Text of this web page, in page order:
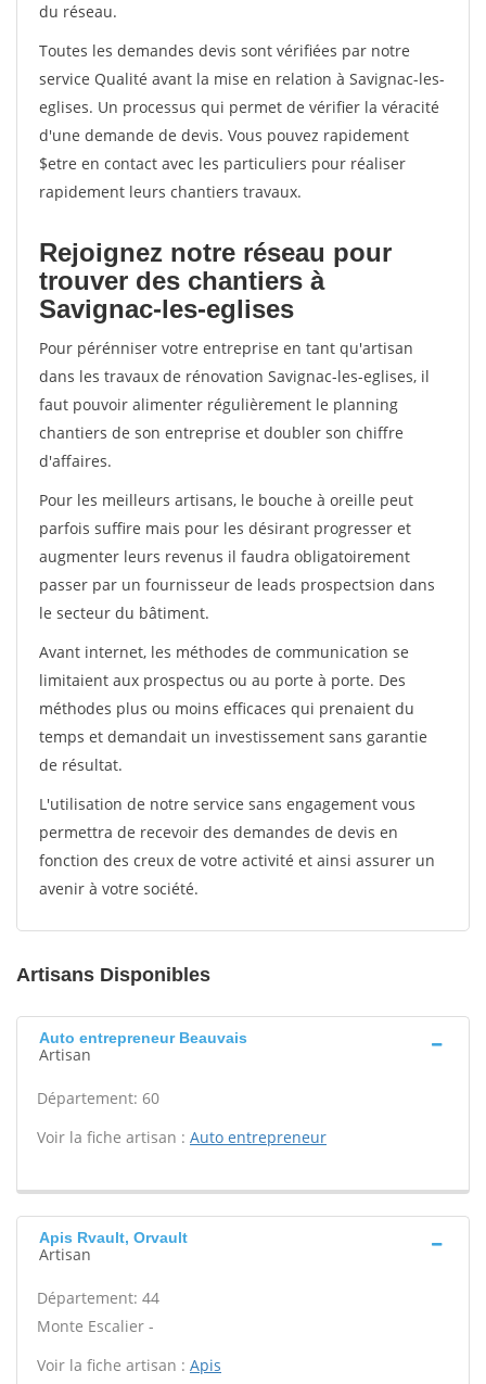
du réseau.
Toutes les demandes devis sont vérifiées par notre
service Qualité avant la mise en relation à Savignac-les-
eglises. Un processus qui permet de vérifier la véracité
d'une demande de devis. Vous pouvez rapidement
$etre en contact avec les particuliers pour réaliser
rapidement leurs chantiers travaux.
Rejoignez notre réseau pour
trouver des chantiers à
Savignac-les-eglises
Pour pérénniser votre entreprise en tant qu'artisan
dans les travaux de rénovation Savignac-les-eglises, il
faut pouvoir alimenter régulièrement le planning
chantiers de son entreprise et doubler son chiffre
d'affaires.
Pour les meilleurs artisans, le bouche à oreille peut
parfois suffire mais pour les désirant progresser et
augmenter leurs revenus il faudra obligatoirement
passer par un fournisseur de leads prospectsion dans
le secteur du bâtiment.
Avant internet, les méthodes de communication se
limitaient aux prospectus ou au porte à porte. Des
méthodes plus ou moins efficaces qui prenaient du
temps et demandait un investissement sans garantie
de résultat.
L'utilisation de notre service sans engagement vous
permettra de recevoir des demandes de devis en
fonction des creux de votre activité et ainsi assurer un
avenir à votre société.
Artisans Disponibles
Auto entrepreneur Beauvais
Artisan
Département: 60
Voir la fiche artisan : Auto entrepreneur
Apis Rvault, Orvault
Artisan
Département: 44
Monte Escalier -
Voir la fiche artisan : Apis